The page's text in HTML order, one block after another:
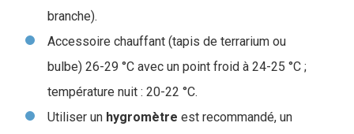
branche).
Accessoire chauffant (tapis de terrarium ou
bulbe) 26-29 °C avec un point froid à 24-25 °C ;
température nuit : 20-22 °C.
Utiliser un hygromètre est recommandé, un